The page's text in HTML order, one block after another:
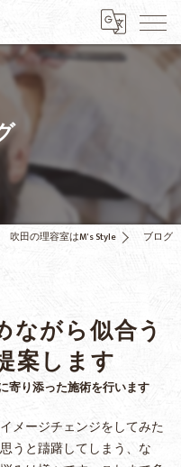
吹田の理容室はM's Style ブログ
ながら似合う
案します
寄り添った施術を行います
メージチェンジをしてみた
うと躊躇してしまう、な